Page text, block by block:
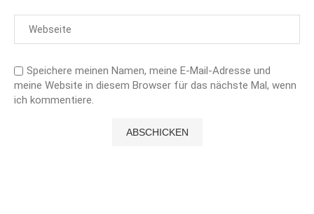
Speichere meinen Namen, meine E-Mail-Adresse und
meine Website in diesem Browser für das nächste Mal, wenn
ich kommentiere.